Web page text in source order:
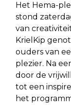
Het Hema-
stond
van
KrielKip
ouders van
plezier. Na
door de
tot een
het